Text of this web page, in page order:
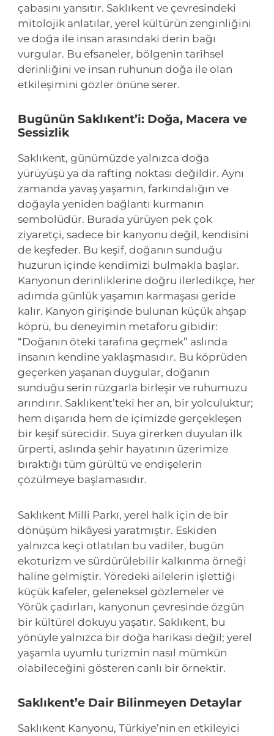
çabasını yansıtır. Saklıkent ve çevresindeki
mitolojik anlatılar, yerel kültürün zenginliğini
ve doğa ile insan arasındaki derin bağı
vurgular. Bu efsaneler, bölgenin tarihsel
derinliğini ve insan ruhunun doğa ile olan
etkileşimini gözler önüne serer.
Bugünün Saklıkent’i: Doğa, Macera ve
Sessizlik
Saklıkent, günümüzde yalnızca doğa
yürüyüşü ya da rafting noktası değildir. Aynı
zamanda yavaş yaşamın, farkındalığın ve
doğayla yeniden bağlantı kurmanın
sembolüdür. Burada yürüyen pek çok
ziyaretçi, sadece bir kanyonu değil, kendisini
de keşfeder. Bu keşif, doğanın sunduğu
huzurun içinde kendimizi bulmakla başlar.
Kanyonun derinliklerine doğru ilerledikçe, her
adımda günlük yaşamın karmaşası geride
kalır. Kanyon girişinde bulunan küçük ahşap
köprü, bu deneyimin metaforu gibidir:
“Doğanın öteki tarafına geçmek” aslında
insanın kendine yaklaşmasıdır. Bu köprüden
geçerken yaşanan duygular, doğanın
sunduğu serin rüzgarla birleşir ve ruhumuzu
arındırır. Saklıkent’teki her an, bir yolculuktur;
hem dışarıda hem de içimizde gerçekleşen
bir keşif sürecidir. Suya girerken duyulan ilk
ürperti, aslında şehir hayatının üzerimize
bıraktığı tüm gürültü ve endişelerin
çözülmeye başlamasıdır.
Saklıkent Milli Parkı, yerel halk için de bir
dönüşüm hikâyesi yaratmıştır. Eskiden
yalnızca keçi otlatılan bu vadiler, bugün
ekoturizm ve sürdürülebilir kalkınma örneği
haline gelmiştir. Yöredeki ailelerin işlettiği
küçük kafeler, geleneksel gözlemeler ve
Yörük çadırları, kanyonun çevresinde özgün
bir kültürel dokuyu yaşatır. Saklıkent, bu
yönüyle yalnızca bir doğa harikası değil; yerel
yaşamla uyumlu turizmin nasıl mümkün
olabileceğini gösteren canlı bir örnektir.
Saklıkent’e Dair Bilinmeyen Detaylar
Saklıkent Kanyonu, Türkiye’nin en etkileyici